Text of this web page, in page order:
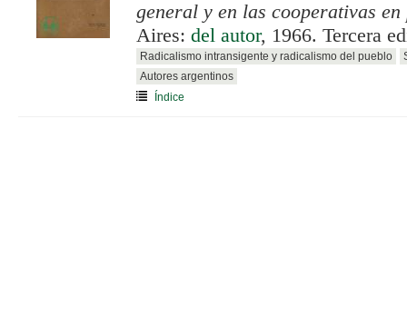
general y en las cooperativas
Aires: del autor, 1966. Tercera
Radicalismo intransigente y radicalismo del pueblo
Autores argentinos
Índice